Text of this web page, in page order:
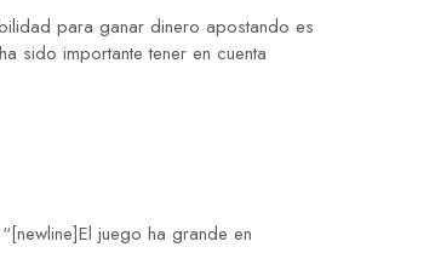
para ganar dinero apostando es
sido importante tener en cuenta
juego ha grande en